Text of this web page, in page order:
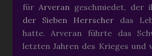
für Arverangeschmiedet, der
der Sieben Herrscherdas
hatte. Arveran führte das
letzten Jahren des Krieges und